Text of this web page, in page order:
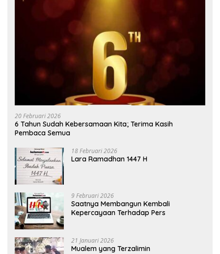
20 Februari 2026
6 Tahun Sudah Kebersamaan Kita; Terima Kasih
Pembaca Semua
18 Februari 2026
Lara Ramadhan 1447 H
9 Februari 2026
Saatnya Membangun Kembali
Kepercayaan Terhadap Pers
21 Januari 2026
Mualem yang Terzalimin